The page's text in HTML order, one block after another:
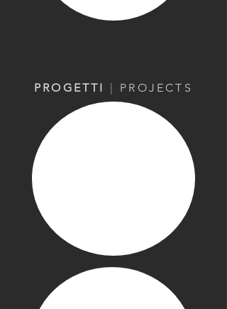
PROGETTI | PROJECTS